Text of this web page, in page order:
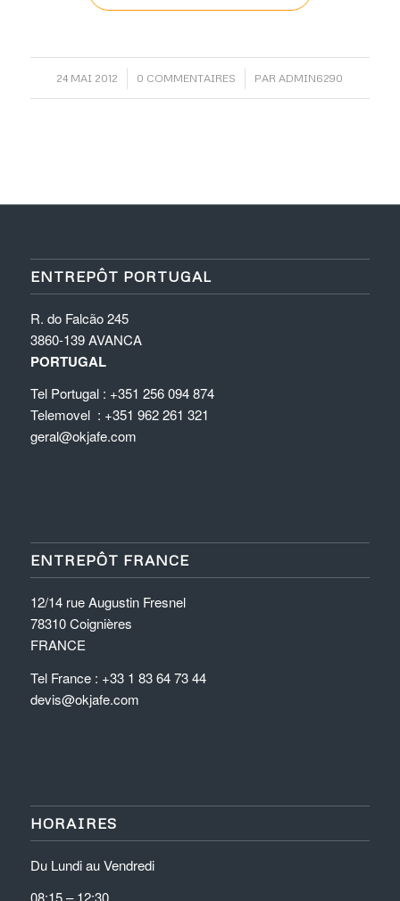
24 MAI 2012
/ 0 COMMENTAIRES
/ PARADMIN6290
ENTREPÔT PORTUGAL
R. do Falcão 245
3860-139 AVANCA
PORTUGAL
Tel Portugal : +351 256 094 874
Telemovel : +351 962 261 321
geral@okjafe.com
ENTREPÔT FRANCE
12/14 rue Augustin Fresnel
78310 Coignières
FRANCE
Tel France : +33 1 83 64 73 44
devis@okjafe.com
HORAIRES
Du Lundi au Vendredi
08:15 – 12:30